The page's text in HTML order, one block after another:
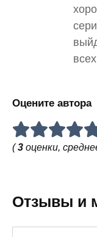
Оцените автора
(3 оценки,
Отзывы и